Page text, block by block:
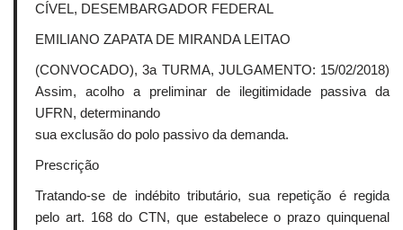
CÍVEL, DESEMBARGADOR FEDERAL
EMILIANO ZAPATA DE MIRANDA LEITAO
(CONVOCADO), 3a TURMA, JULGAMENTO: 15/02/2018)
Assim, acolho a preliminar de ilegitimidade passiva da
UFRN, determinando
sua exclusão do polo passivo da demanda.
Prescrição
Tratando-se de indébito tributário, sua repetição é regida
pelo art. 168 do CTN, que estabelece o prazo quinquenal